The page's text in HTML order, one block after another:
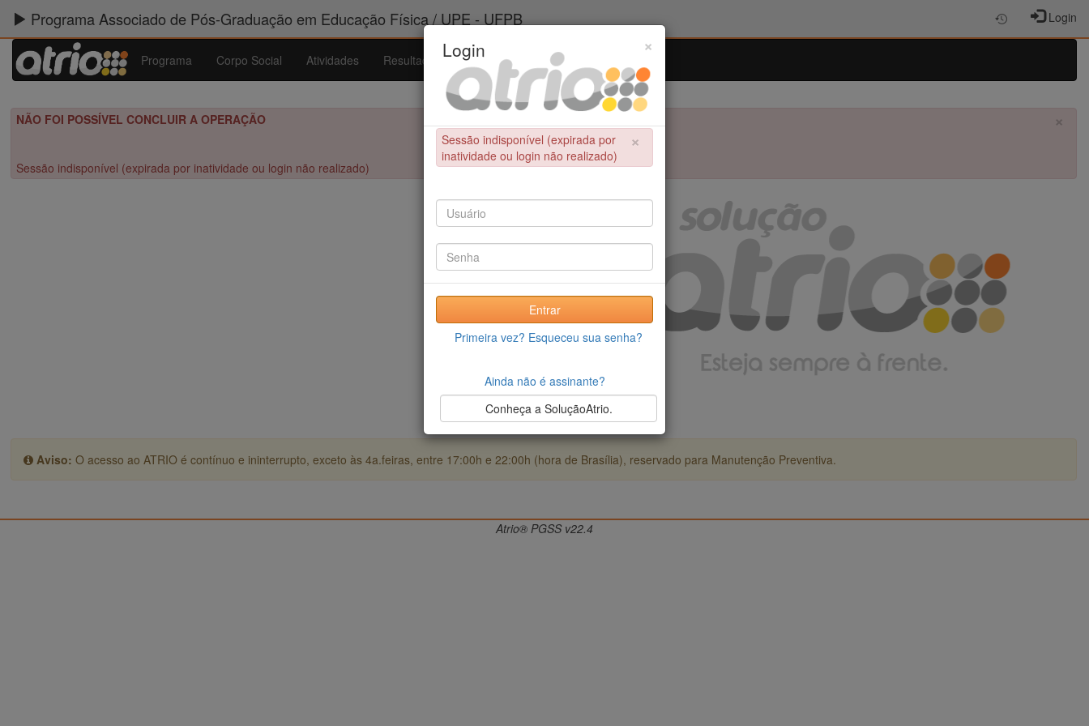
Programa Associado de Pós-Graduação em Educação Física / UPE - UFPB Login
Programa Corpo Social Atividades Resultados Admissão Ferramentas
×
NÃO FOI POSSÍVEL CONCLUIR A OPERAÇÃO
Sessão indisponível (expirada por inatividade ou login não realizado)
Aviso: O acesso ao ATRIO é contínuo e ininterrupto, exceto às 4a.feiras, entre 17:00h e 22:00h (hora de Brasília), reservado para Manutenção Preventiva.
×
Login
×
Sessão indisponível (expirada por
inatividade ou login não realizado)
Entrar
Primeira vez? Esqueceu sua senha?
Ainda não é assinante?
Conheça a SoluçãoAtrio.
Atrio® PGSS v22.4